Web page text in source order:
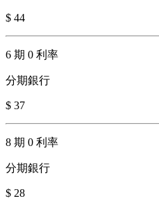
$ 44
6 期 0 利率
分期銀行
$ 37
8 期 0 利率
分期銀行
$ 28